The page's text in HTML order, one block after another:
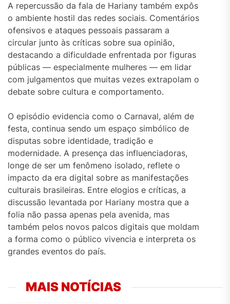
A repercussão da fala de Hariany também expôs
o ambiente hostil das redes sociais. Comentários
ofensivos e ataques pessoais passaram a
circular junto às críticas sobre sua opinião,
destacando a dificuldade enfrentada por figuras
públicas — especialmente mulheres — em lidar
com julgamentos que muitas vezes extrapolam o
debate sobre cultura e comportamento.
O episódio evidencia como o Carnaval, além de
festa, continua sendo um espaço simbólico de
disputas sobre identidade, tradição e
modernidade. A presença das influenciadoras,
longe de ser um fenômeno isolado, reflete o
impacto da era digital sobre as manifestações
culturais brasileiras. Entre elogios e críticas, a
discussão levantada por Hariany mostra que a
folia não passa apenas pela avenida, mas
também pelos novos palcos digitais que moldam
a forma como o público vivencia e interpreta os
grandes eventos do país.
MAIS NOTÍCIAS